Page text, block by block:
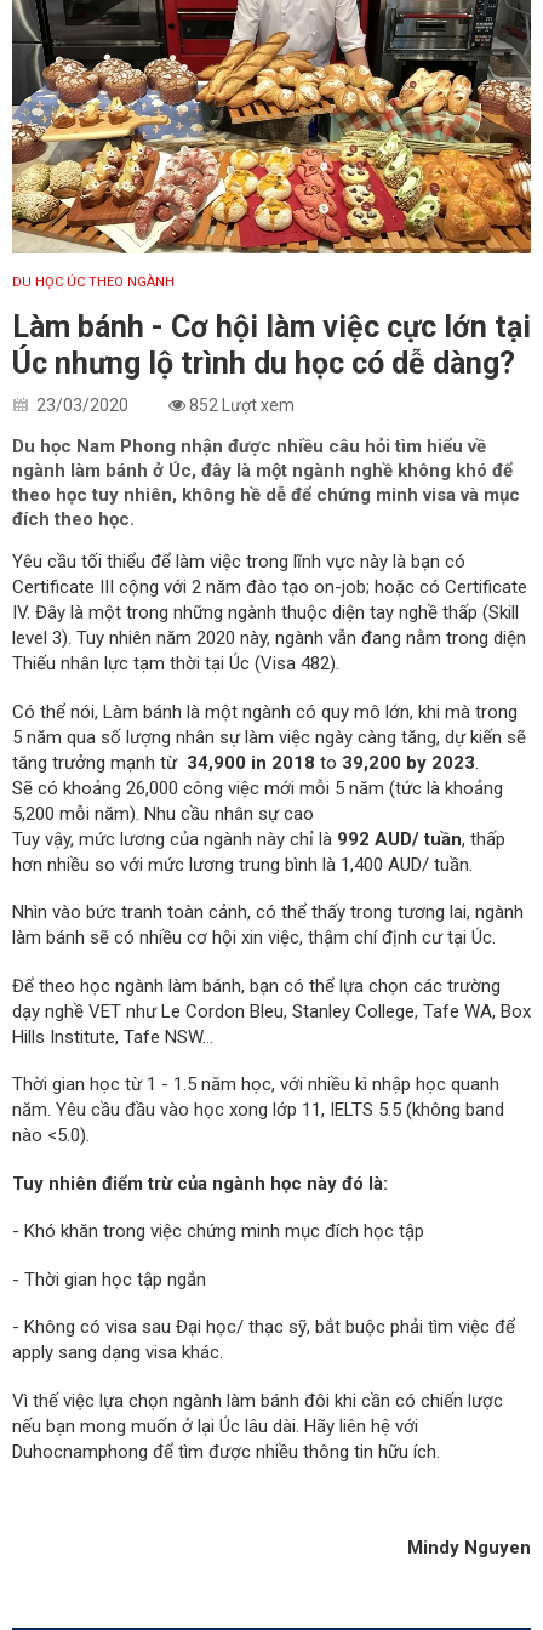
DU HỌC ÚC THEO NGÀNH
Làm bánh - Cơ hội làm việc cực lớn tại
Úc nhưng lộ trình du học có dễ dàng?
23/03/2020 852 Lượt xem
Du học Nam Phong nhận được nhiều câu hỏi tìm hiểu về
ngành làm bánh ở Úc, đây là một ngành nghề không khó để
theo học tuy nhiên, không hề dễ để chứng minh visa và mục
đích theo học.
Yêu cầu tối thiểu để làm việc trong lĩnh vực này là bạn có
Certificate III cộng với 2 năm đào tạo on-job; hoặc có Certificate
IV. Đây là một trong những ngành thuộc diện tay nghề thấp (Skill
level 3). Tuy nhiên năm 2020 này, ngành vẫn đang nằm trong diện
Thiếu nhân lực tạm thời tại Úc (Visa 482).
Có thể nói, Làm bánh là một ngành có quy mô lớn, khi mà trong
5 năm qua số lượng nhân sự làm việc ngày càng tăng, dự kiến sẽ
tăng trưởng mạnh từ 34,900 in 2018 to 39,200 by 2023.
Sẽ có khoảng 26,000 công việc mới mỗi 5 năm (tức là khoảng
5,200 mỗi năm). Nhu cầu nhân sự cao
Tuy vậy, mức lương của ngành này chỉ là 992 AUD/ tuần, thấp
hơn nhiều so với mức lương trung bình là 1,400 AUD/ tuần.
Nhìn vào bức tranh toàn cảnh, có thể thấy trong tương lai, ngành
làm bánh sẽ có nhiều cơ hội xin việc, thậm chí định cư tại Úc.
Để theo học ngành làm bánh, bạn có thể lựa chọn các trường
dạy nghề VET như Le Cordon Bleu, Stanley College, Tafe WA, Box
Hills Institute, Tafe NSW...
Thời gian học từ 1 - 1.5 năm học, với nhiều kì nhập học quanh
năm. Yêu cầu đầu vào học xong lớp 11, IELTS 5.5 (không band
nào <5.0).
Tuy nhiên điểm trừ của ngành học này đó là:
- Khó khăn trong việc chứng minh mục đích học tập
- Thời gian học tập ngắn
- Không có visa sau Đại học/ thạc sỹ, bắt buộc phải tìm việc để
apply sang dạng visa khác.
Vì thế việc lựa chọn ngành làm bánh đôi khi cần có chiến lược
nếu bạn mong muốn ở lại Úc lâu dài. Hãy liên hệ với
Duhocnamphong để tìm được nhiều thông tin hữu ích.
Mindy Nguyen